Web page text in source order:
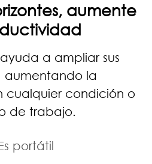
aumente
ayuda a ampliar sus
aumentando la
cualquier condición o
de trabajo.
portátil